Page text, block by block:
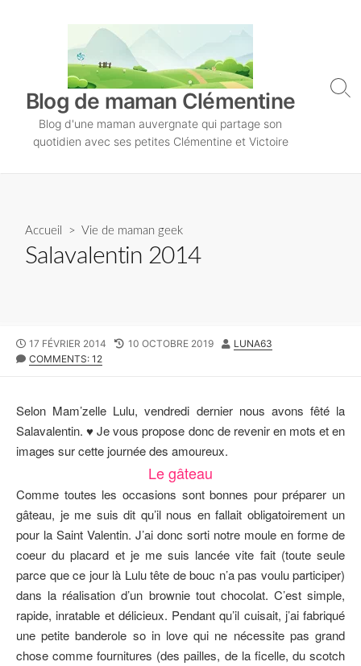
n
Blog de maman Clémentine
Blog d'une maman auvergnate qui partage son
quotidien avec ses petites Clémentine et Victoire
S
Accueil > Vie de maman geek
Salavalentin 2014
P
U
I
H
E
A
T
17 FÉVRIER 2014
L
M
D
I
E
D
A
T
E
10 OCTOBRE 2019
A
LUNA63
COMMENTS: 12
Selon Mam’zelle Lulu, vendredi dernier nous avons fêté la
Salavalentin. ♥ Je vous propose donc de revenir en mots et en
images sur cette journée des amoureux.
Le gâteau
Comme toutes les occasions sont bonnes pour préparer un
gâteau, je me suis dit qu’il nous en fallait obligatoirement un
pour la Saint Valentin. J’ai donc sorti notre moule en forme de
coeur du placard et je me suis lancée vite fait (toute seule
parce que ce jour là Lulu tête de bouc n’a pas voulu participer)
dans la réalisation d’un brownie tout chocolat. C’est simple,
rapide, inratable et délicieux. Pendant qu’il cuisait, j’ai fabriqué
une petite banderole so in love qui ne nécessite pas grand
chose comme fournitures (des pailles, de la ficelle, du scotch